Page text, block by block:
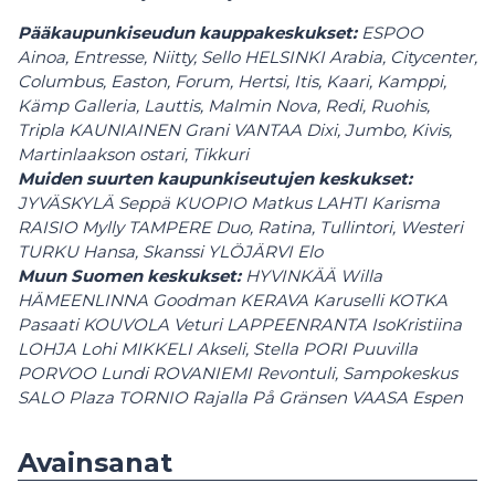
Pääkaupunkiseudun kauppakeskukset: ESPOO
Ainoa, Entresse, Niitty, Sello HELSINKI Arabia, Citycenter,
Columbus, Easton, Forum, Hertsi, Itis, Kaari, Kamppi,
Kämp Galleria, Lauttis, Malmin Nova, Redi, Ruohis,
Tripla KAUNIAINEN Grani VANTAA Dixi, Jumbo, Kivis,
Martinlaakson ostari, Tikkuri
Muiden suurten kaupunkiseutujen keskukset:
JYVÄSKYLÄ Seppä KUOPIO Matkus LAHTI Karisma
RAISIO Mylly TAMPERE Duo, Ratina, Tullintori, Westeri
TURKU Hansa, Skanssi YLÖJÄRVI Elo
Muun Suomen keskukset: HYVINKÄÄ Willa
HÄMEENLINNA Goodman KERAVA Karuselli KOTKA
Pasaati KOUVOLA Veturi LAPPEENRANTA IsoKristiina
LOHJA Lohi MIKKELI Akseli, Stella PORI Puuvilla
PORVOO Lundi ROVANIEMI Revontuli, Sampokeskus
SALO Plaza TORNIO Rajalla På Gränsen VAASA Espen
Avainsanat